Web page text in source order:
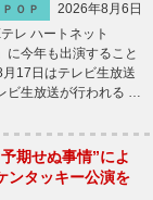
ＰＯＰ
2026年8月6日
レ ハートネット
に今年も出演すること
17日はテレビ生放送
ビ生放送が行われる …
期せぬ事情”によ
ンタッキー公演を